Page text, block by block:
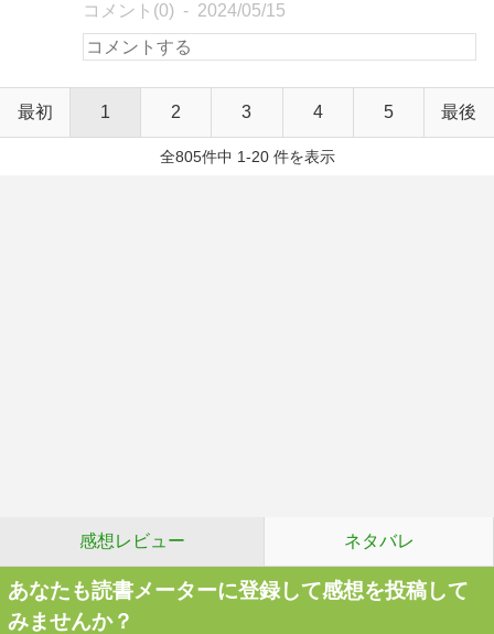
コメント(0) 2024/05/15
最初 1 2 3 4 5 最後
全805件中 1-20 件を表示
感想レビュー ネタバレ
あなたも読書メーターに登録して感想を投稿して
みませんか？